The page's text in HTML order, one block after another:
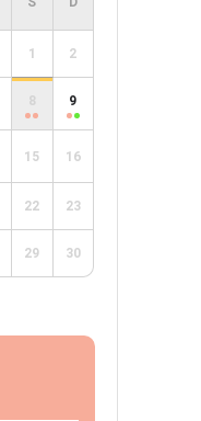
1 2
8 9
15 16
22 23
29 30